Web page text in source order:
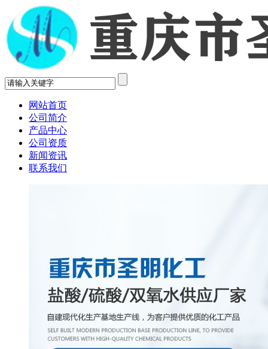
网站首页
公司简介
产品中心
公司资质
新闻资讯
联系我们